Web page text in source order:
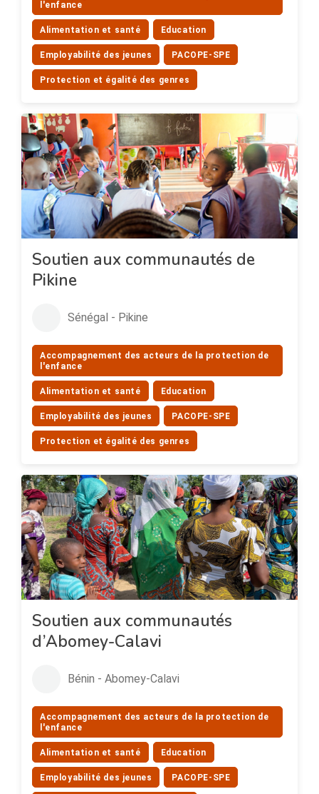
l'enfance
Alimentation et santé Education
Employabilité des jeunes PACOPE-SPE
Protection et égalité des genres
Soutien aux communautés de
Pikine
Sénégal - Pikine
Accompagnement des acteurs de la protection de
l'enfance
Alimentation et santé Education
Employabilité des jeunes PACOPE-SPE
Protection et égalité des genres
Soutien aux communautés
d’Abomey-Calavi
Bénin - Abomey-Calavi
Accompagnement des acteurs de la protection de
l'enfance
Alimentation et santé Education
Employabilité des jeunes PACOPE-SPE